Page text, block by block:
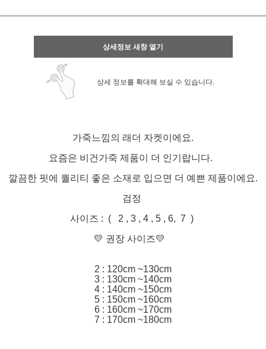
상세정보 새창 열기
상세 정보를 확대해 보실 수 있습니다.
가죽느낌의 래더 자켓이에요.
요즘은 비건가죽 제품이 더 인기랍니다.
깔끔한 핏에 퀄리티 좋은 소재로 입으면 더 예쁜 제품이에요.
검정
사이즈 : ( 2 , 3 , 4 , 5 , 6, 7 )
💛 권장 사이즈💛
2 : 120cm ~130cm
3 : 130cm ~140cm
4 : 140cm ~150cm
5 : 150cm ~160cm
6 : 160cm ~170cm
7 : 170cm ~180cm